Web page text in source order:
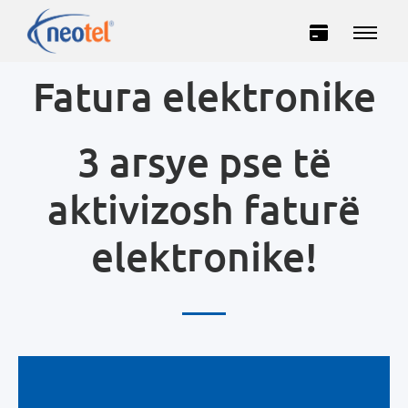
Business
TELEVISION
Fatura elektronike
3 arsye pse të
aktivizosh faturë
elektronike!